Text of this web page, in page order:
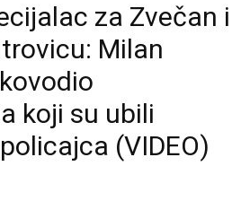
za Zvečan i
Milan
koji su ubili
(VIDEO)